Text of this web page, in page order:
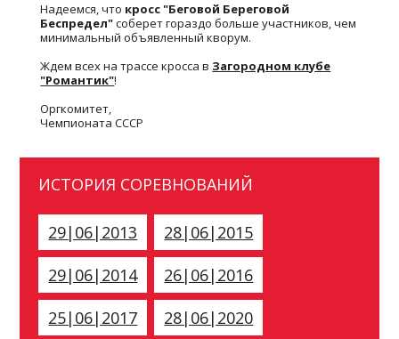
Надеемся, что кросс "Беговой Береговой
Беспредел"соберет гораздо больше участников, чем
минимальный объявленный кворум.
Ждем всех на трассе кросса в Загородном клубе
"Романтик"!
Оргкомитет,
Чемпионата СССР
ИСТОРИЯ СОРЕВНОВАНИЙ
29|06|2013
28|06|2015
29|06|2014
26|06|2016
25|06|2017
28|06|2020